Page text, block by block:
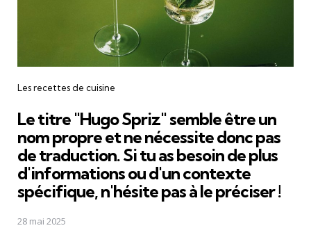
Les recettes de cuisine
Le titre "Hugo Spriz" semble être un
nom propre et ne nécessite donc pas
de traduction. Si tu as besoin de plus
d'informations ou d'un contexte
spécifique, n'hésite pas à le préciser !
28 mai 2025